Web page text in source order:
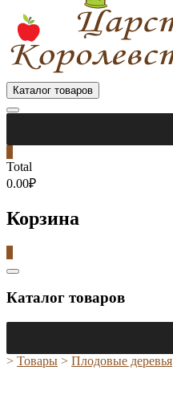
Каталог товаров
Total
0.00₽
Корзина
Catalog
Каталог товаров
> Товары > Плодовые деревья